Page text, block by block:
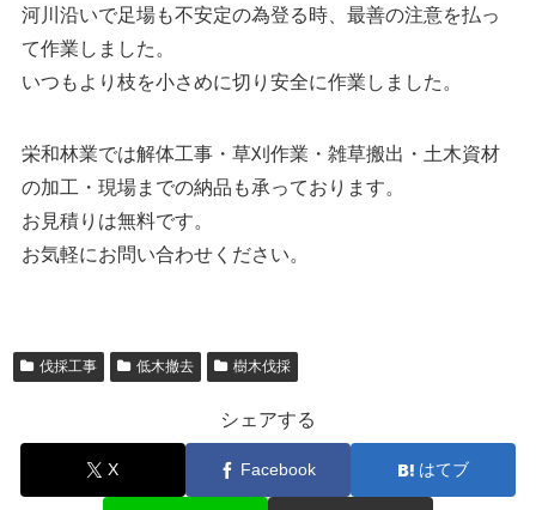
河川沿いで足場も不安定の為登る時、最善の注意を払っ
て作業しました。
いつもより枝を小さめに切り安全に作業しました。
栄和林業では解体工事・草刈作業・雑草搬出・土木資材
の加工・現場までの納品も承っております。
お見積りは無料です。
お気軽にお問い合わせください。
伐採工事 低木撤去 樹木伐採
シェアする
X Facebook はてブ